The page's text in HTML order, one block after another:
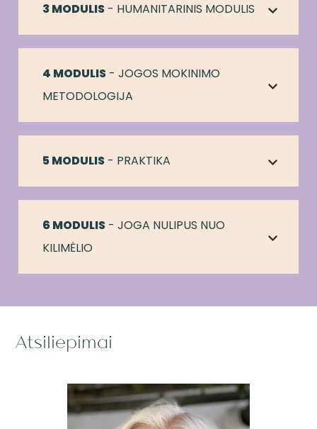
3 MODULIS - HUMANITARINIS MODULIS
4 MODULIS - JOGOS MOKINIMO
METODOLOGIJA
5 MODULIS - PRAKTIKA
6 MODULIS - JOGA NULIPUS NUO
KILIMĖLIO
Atsiliepimai